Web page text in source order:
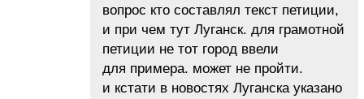
вопрос кто составлял текст петиции,
и при чем тут Луганск. для грамотной
петиции не тот город ввели
для примера. может не пройти.
и кстати в новостях Луганска указано